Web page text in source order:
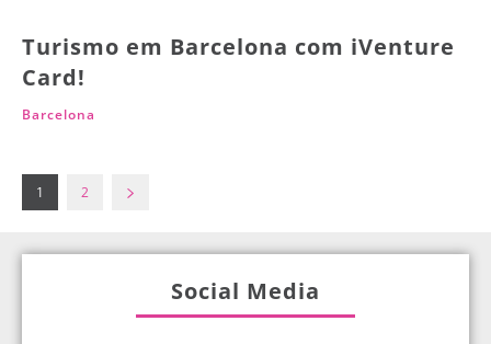
Turismo em Barcelona com iVenture
Card!
Barcelona
1 2
Social Media